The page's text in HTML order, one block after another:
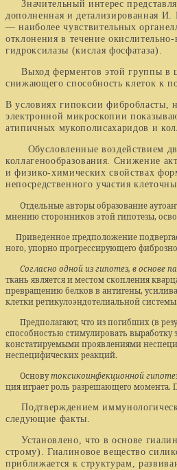
Значительный интерес
дополненная и детализированная
— наиболее чувствительных
отклонения в течение
гидроксилазы (кислая фосфатаза).
Выход ферментов этой группы в
снижающего способность клеток к
В условиях гипоксии фибробласты,
электронной микроскопии
атипичных мукополисахаридов и
Обусловленные воздействием
коллагенообразования. Снижение
и физико-химических свойствах
непосредственного участия
Отдельные авторы образование
мнению сторонников этой гипотезы,
Приведенное предположение
ного, упорно прогрессирующего
Согласно одной из гипотез, в основе
ткань является и местом скопления
превращению белков в антигены,
клетки ретикулоэндотелиальной системы.
Предполагают, что из погибших (в
способностью стимулировать
констатируемыми проявлениями
неспецифических реакций.
Основутоксикоинфекционной
ция играет роль разрешающего момента.
Подтверждением
следующие факты.
Установлено, что в основе
строму). Гиалиновое вещество
приближается к структурам,